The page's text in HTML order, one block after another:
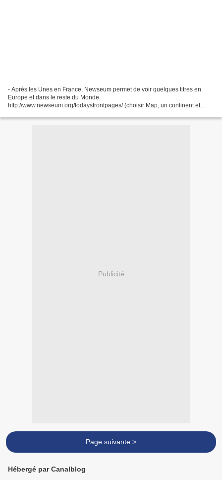
- Après les Unes en France, Newseum permet de voir quelques titres en
Europe et dans le reste du Monde.
http://www.newseum.org/todaysfrontpages/ (choisir Map, un continent et
(Newseum,...
Publicité
Page suivante >
Hébergé par Canalblog